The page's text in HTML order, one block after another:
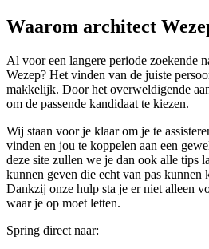
Waarom architect
Al voor een langere periode zoekende
Wezep? Het vinden van de juiste
makkelijk. Door het overweldigende
om de passende kandidaat te kiezen.
Wij staan voor je klaar om je te
vinden en jou te koppelen aan een
deze site zullen we je dan ook alle tips
kunnen geven die echt van pas
Dankzij onze hulp sta je er niet alleen
waar je op moet letten.
Spring direct naar: